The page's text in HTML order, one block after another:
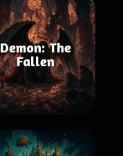
Demon: The
Fallen